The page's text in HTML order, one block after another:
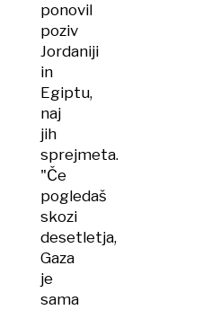
ponovil
poziv
Jordaniji
in
Egiptu,
naj
jih
sprejmeta.
"Če
pogledaš
skozi
desetletja,
Gaza
je
sama